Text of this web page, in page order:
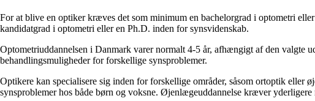
For at blive en optiker kræves det som minimum en bachelorgrad i optometri
kandidatgrad i optometri eller en Ph.D. inden for synsvidenskab.
Optometriuddannelsen i Danmark varer normalt 4-5 år, afhængigt af den valgte
behandlingsmuligheder for forskellige synsproblemer.
Optikere kan specialisere sig inden for forskellige områder, såsom ortoptik eller
synsproblemer hos både børn og voksne. Øjenlægeuddannelse kræver